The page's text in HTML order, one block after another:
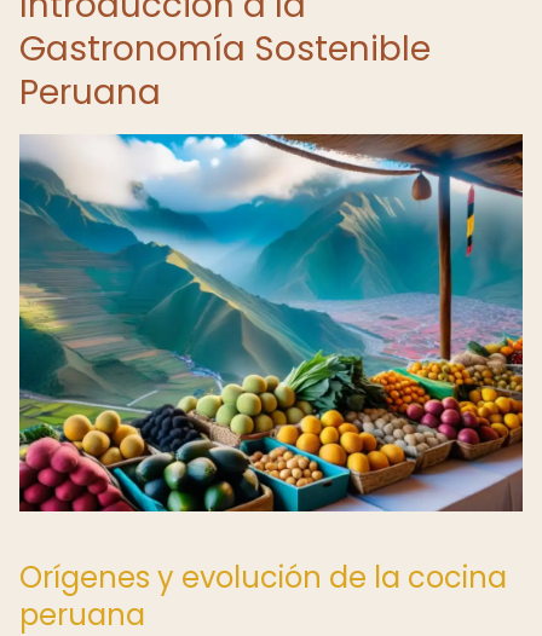
Gastronomía Sostenible
Peruana
Orígenes y evolución de la cocina
peruana